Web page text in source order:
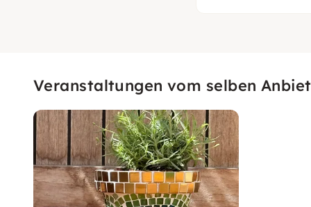
Veranstaltungen vom selben